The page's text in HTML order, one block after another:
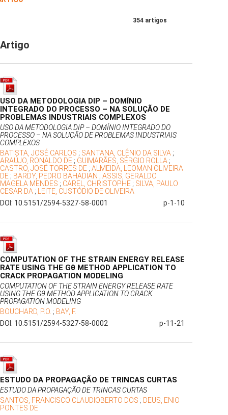
354 artigos
Artigo
USO DA METODOLOGIA DIP – DOMÍNIO
INTEGRADO DO PROCESSO – NA SOLUÇÃO DE
PROBLEMAS INDUSTRIAIS COMPLEXOS
USO DA METODOLOGIA DIP – DOMÍNIO INTEGRADO DO
PROCESSO – NA SOLUÇÃO DE PROBLEMAS INDUSTRIAIS
COMPLEXOS
BATISTA, JOSÉ CARLOS ; SANTANA, CLÊNIO DA SILVA ;
ARAÚJO, RONALDO DE ; GUIMARÃES, SÉRGIO ROLLA ;
CASTRO, JOSÉ TORRES DE ; ALMEIDA, LEOMAN OLIVEIRA
DE ; BARDY, PEDRO BAHADIAN ; ASSIS, GERALDO
MAGELA MENDES ; CAREL, CHRISTOPHE ; SILVA, PAULO
CESAR DA ; LEITE, CUSTÓDIO DE OLIVEIRA
DOI: 10.5151/2594-5327-58-0001
p-1-10
COMPUTATION OF THE STRAIN ENERGY RELEASE
RATE USING THE Gθ METHOD APPLICATION TO
CRACK PROPAGATION MODELING
COMPUTATION OF THE STRAIN ENERGY RELEASE RATE
USING THE Gθ METHOD APPLICATION TO CRACK
PROPAGATION MODELING
BOUCHARD, P.O. ; BAY, F.
DOI: 10.5151/2594-5327-58-0002
p-11-21
ESTUDO DA PROPAGAÇÃO DE TRINCAS CURTAS
ESTUDO DA PROPAGAÇÃO DE TRINCAS CURTAS
SANTOS, FRANCISCO CLAUDIOBERTO DOS ; DEUS, ENIO
PONTES DE